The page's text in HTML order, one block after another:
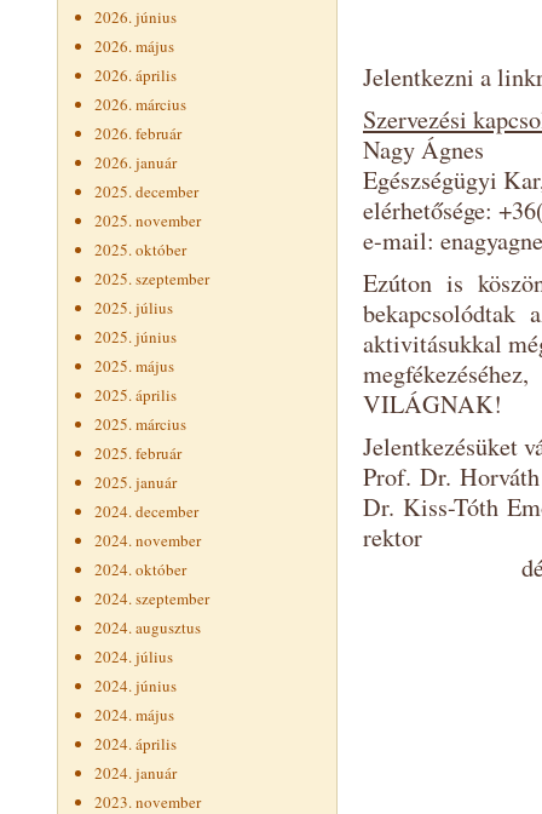
2026. június
2026. május
2026. április
2026. március
2026. február
2026. január
2025. december
2025. november
2025. október
2025. szeptember
2025. július
2025. június
2025. május
2025. április
2025. március
2025. február
2025. január
2024. december
2024. november
2024. október
2024. szeptember
2024. augusztus
2024. július
2024. június
2024. május
2024. április
2024. január
2023. november
Jelentkezni a
Szervezési
Nagy Ágnes
Egészségügyi
elérhetősége:
e-mail:
Ezúton is
bekapcsolódtak
aktivitásukkal
VILÁGNAK!
Jelentkezésüket
Prof.
Dr. Kiss-Tóth